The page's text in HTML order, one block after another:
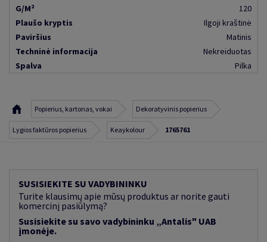
G/M²
120
Plaušo kryptis
Ilgoji kraštinė
Paviršius
Matinis
Techninė informacija
Nekreiduotas
Spalva
Pilka
Popierius, kartonas, vokai Dekoratyvinis popierius
Lygios faktūros popierius Keaykolour 1765761
SUSISIEKITE SU VADYBININKU
Turite klausimų apie mūsų produktus ar norite gauti
komercinį pasiūlymą?
Susisiekite su savo vadybininku „Antalis" UAB
įmonėje.